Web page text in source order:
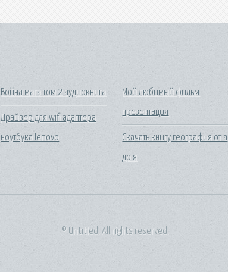
Война мага том 2 аудиокнига
Драйвер для wifi адаптера
ноутбука lenovo
Мой любимый фильм
презентация
Скачать книгу география от а
до я
© Untitled. All rights reserved.